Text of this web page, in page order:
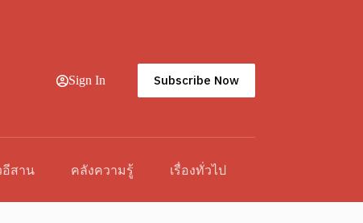
Sign In Subscribe Now
อีสาน คลังความรู้ เรื่องทั่วไป